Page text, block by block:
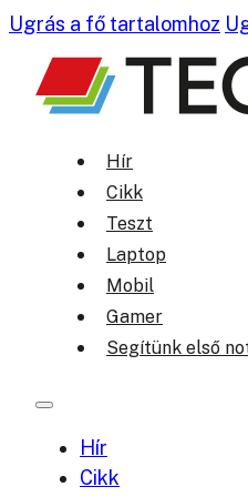
Ugrás a fő tartalomhoz
Hír
Cikk
Teszt
Laptop
Mobil
Gamer
Segítünk első
Hír
Cikk